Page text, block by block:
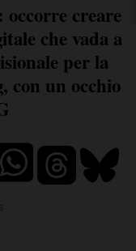
creare
che vada a
per la
con un occhio